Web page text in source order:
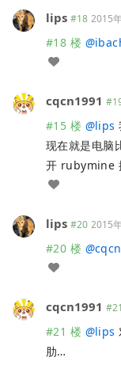
lips #18 2015
#18 楼 @
cqcn1991
#15 楼 @lips
现在就是电脑
开 rubymine
lips #20 2015
#20 楼 @
cqcn1991 #21
#21 楼 @lips
肋…